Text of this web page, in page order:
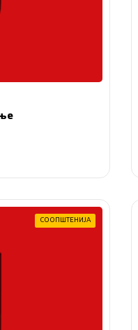
СООПШТЕНИЈА